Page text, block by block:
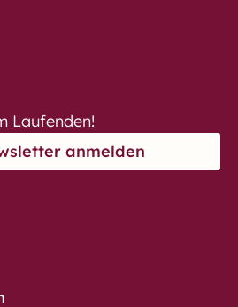
Laufenden!
anmelden